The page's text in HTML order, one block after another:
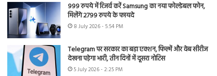
999 रुपये में रिजर्व करें Samsung का नया फोल्डेबल फोन,
मिलेंगे 2799 रुपये के फायदे
8 July 2026 - 5:54 PM
Telegram पर सरकार का बड़ा एक्शन, फिल्में और वेब सीरीज
देखना पड़ेगा भारी, तीन दिनों में दूसरा नोटिस
5 July 2026 - 2:25 PM